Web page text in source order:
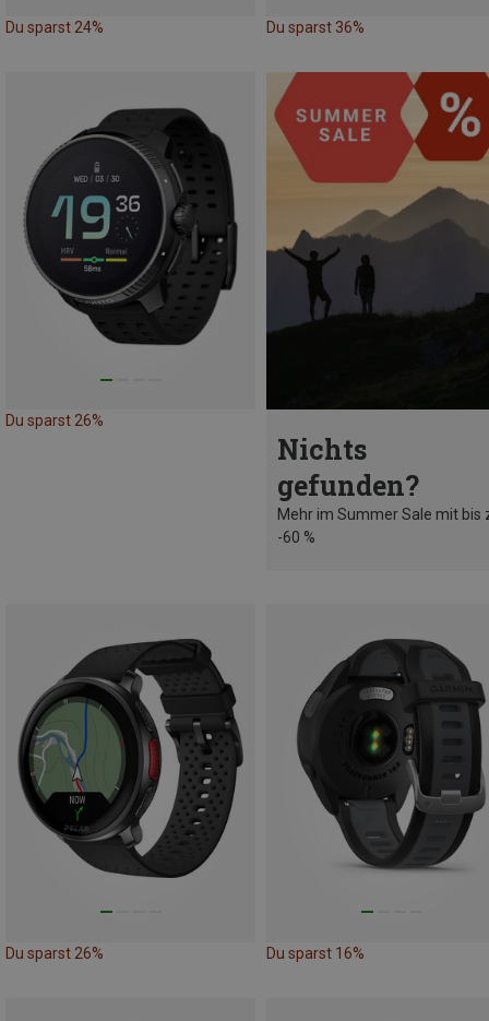
Du sparst 24% Du sparst 36%
Du sparst 26%
Nichts
gefunden?
Mehr im Summer Sale mit bis
-60 %
Du sparst 26% Du sparst 16%